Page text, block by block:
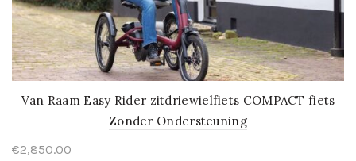
Van Raam Easy Rider zitdriewielfiets COMPACT fiets
Zonder Ondersteuning
€2,850.00